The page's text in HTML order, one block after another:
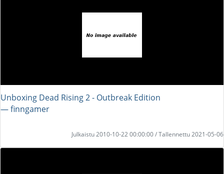
Unboxing Dead Rising 2 - Outbreak Edition
― finngamer
Julkaistu 2010-10-22 00:00:00 / Tallennettu 2021-05-06